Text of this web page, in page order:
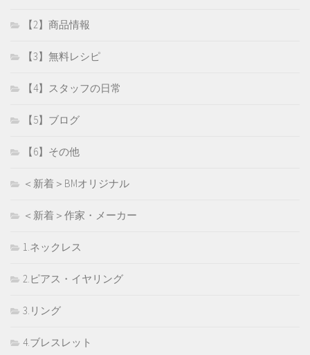
【2】商品情報
【3】無料レシピ
【4】スタッフの日常
【5】ブログ
【6】その他
＜新着＞BMオリジナル
＜新着＞作家・メーカー
1.ネックレス
2.ピアス・イヤリング
3.リング
4.ブレスレット